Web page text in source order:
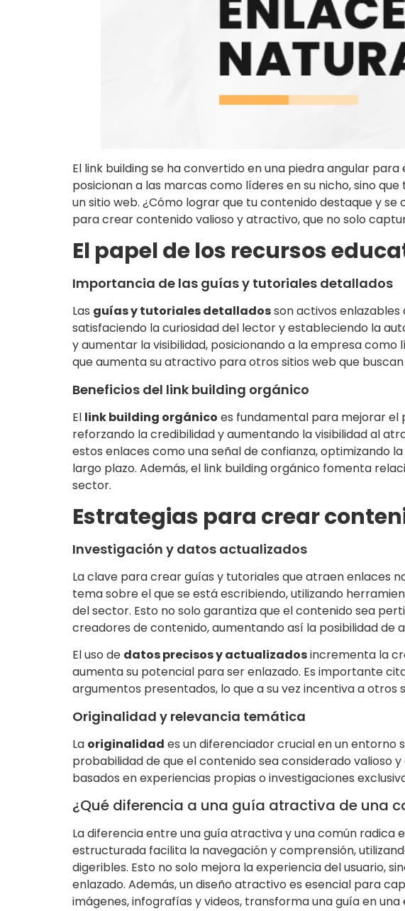
El link building se ha convertido en una piedra angular
posicionan a las marcas como líderes en su nicho, sino
un sitio web. ¿Cómo lograr que tu contenido destaque y
para crear contenido valioso y atractivo, que no solo
El papel de los recursos
Importancia de las guías y tutoriales detallados
Las guías y tutoriales detalladosson activos
satisfaciendo la curiosidad del lector y estableciendo la
y aumentar la visibilidad, posicionando a la empresa
que aumenta su atractivo para otros sitios web que
Beneficios del link building orgánico
El link building orgánico es fundamental para mejorar el
reforzando la credibilidad y aumentando la visibilidad al
estos enlaces como una señal de confianza, optimizando
largo plazo. Además, el link building orgánico fomenta
sector.
Estrategias para crear
Investigación y datos actualizados
La clave para crear guías y tutoriales que atraen enlaces
tema sobre el que se está escribiendo, utilizando
del sector. Esto no solo garantiza que el contenido sea
creadores de contenido, aumentando así la posibilidad de
El uso de datos precisos y actualizadosincrementa la
aumenta su potencial para ser enlazado. Es importante
argumentos presentados, lo que a su vez incentiva a
Originalidad y relevancia temática
La originalidad es un diferenciador crucial en un
probabilidad de que el contenido sea considerado valioso
basados en experiencias propias o investigaciones
¿Qué diferencia a una guía atractiva de una
La diferencia entre una guía atractiva y una común radica
estructurada facilita la navegación y comprensión,
digeribles. Esto no solo mejora la experiencia del usuario,
enlazado. Además, un diseño atractivo es esencial para
imágenes, infografías y videos, transforma una guía en